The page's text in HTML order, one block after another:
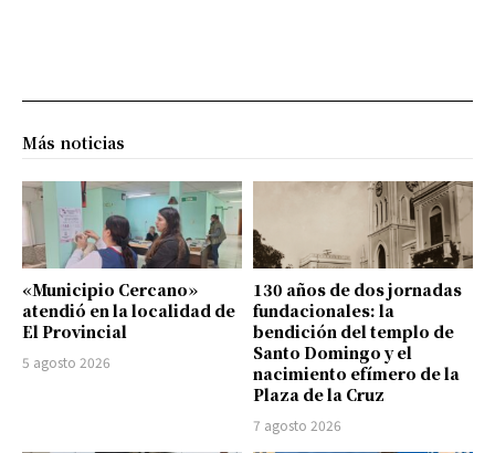
Más noticias
«Municipio Cercano»
atendió en la localidad de
El Provincial
5 agosto 2026
130 años de dos jornadas
fundacionales: la
bendición del templo de
Santo Domingo y el
nacimiento efímero de la
Plaza de la Cruz
7 agosto 2026